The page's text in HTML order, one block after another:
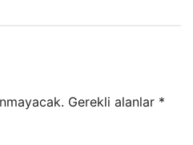
Gerekli alanlar *